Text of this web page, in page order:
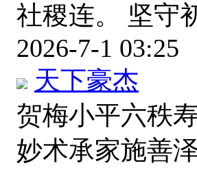
社稷连。 坚守
2026-7-1 03:25
天下豪杰
贺梅小平六秩
妙术承家施善